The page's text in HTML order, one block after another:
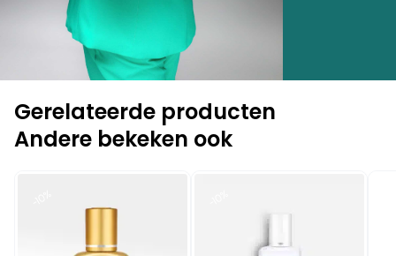
Gerelateerde producten
Andere bekeken ook